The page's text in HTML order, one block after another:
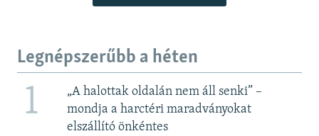
Legnépszerűbb a héten
1
„A halottak oldalán nem áll senki” –
mondja a harctéri maradványokat
elszállító önkéntes